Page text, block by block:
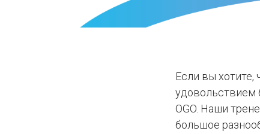
Если вы
удовольствием
OGO. Наши
большое